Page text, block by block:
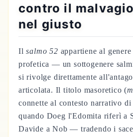
contro il
nel giusto
Ilsalmo 52 appartiene al
profetica — un sottogenere
si rivolge direttamente
articolata. Il titolo masoretico (
connette al contesto narrativo
quando Doeg l'Edomita riferì a
Davide a Nob — tradendo i